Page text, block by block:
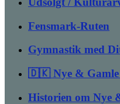
Fensmark-Ruten
Gymnastik med
🇩🇰 Nye &
Historien om Nye